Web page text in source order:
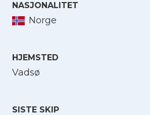
NASJONALITET
Norge
HJEMSTED
Vadsø
SISTE SKIP